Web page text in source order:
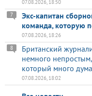
07.08.2026, 18:50
Экс-капитан
команда, которую
7
07.08.2026, 18:26
Британский
немного
который много
8
07.08.2026, 18:02